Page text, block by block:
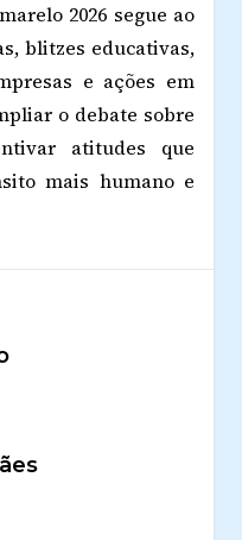
2026 segue ao
blitzes educativas,
e ações em
o debate sobre
atitudes que
mais humano e